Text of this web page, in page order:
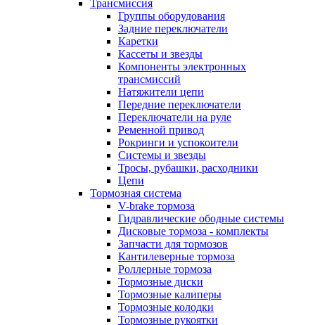
Трансмиссия
Группы оборудования
Задние переключатели
Каретки
Кассеты и звезды
Компоненты электронных
трансмиссий
Натяжители цепи
Передние переключатели
Переключатели на руле
Ременной привод
Рокринги и успокоители
Системы и звезды
Тросы, рубашки, расходники
Цепи
Тормозная система
V-brake тормоза
Гидравлические ободные системы
Дисковые тормоза - комплекты
Запчасти для тормозов
Кантилеверные тормоза
Роллерные тормоза
Тормозные диски
Тормозные калиперы
Тормозные колодки
Тормозные рукоятки